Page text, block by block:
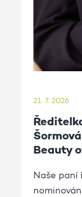
21. 7. 2026
Beauty
Naše paní